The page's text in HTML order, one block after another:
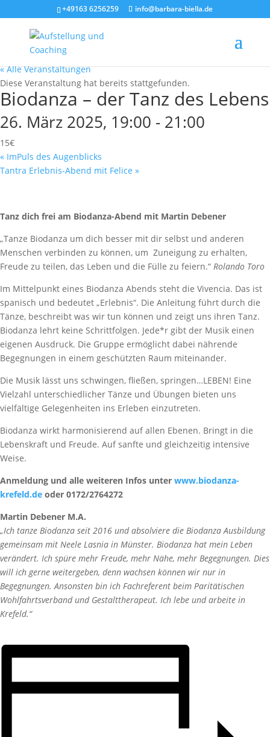
+49163 6256259 info@barbara-biella.de
« Alle Veranstaltungen
Diese Veranstaltung hat bereits stattgefunden.
Biodanza – der Tanz des Lebens
26. März 2025, 19:00 - 21:00
15€
« ImPuls des Augen­blicks
Tantra Erlebnis-Abend mit Felice »
Tanz dich frei am Biodanza-Abend mit Martin Debener
„Tanze Biodanza um dich besser mit dir selbst und anderen
Menschen verbinden zu können, um Zuneigung zu erhalten,
Freude zu teilen, das Leben und die Fülle zu feiern.“ Rolando Toro
Im Mittelpunkt eines Biodanza Abends steht die Vivencia. Das ist
spanisch und bedeutet „Erlebnis“. Die Anleitung führt durch die
Tänze, beschreibt was wir tun können und zeigt uns ihren Tanz.
Biodanza lehrt keine Schrittfolgen. Jede*r gibt der Musik einen
eigenen Ausdruck. Die Gruppe ermöglicht dabei nährende
Begegnungen in einem geschützten Raum miteinander.
Die Musik lässt uns schwingen, fließen, springen…LEBEN! Eine
Vielzahl unterschiedlicher Tänze und Übungen bieten uns
vielfältige Gelegenheiten ins Erleben einzutreten.
Biodanza wirkt harmonisierend auf allen Ebenen. Bringt in die
Lebenskraft und Freude. Auf sanfte und gleichzeitig intensive
Weise.
Anmeldung und alle weiteren Infos unter www.biodanza-
krefeld.de oder 0172/2764272
Martin Debener M.A.
„Ich tanze Biodanza seit 2016 und absolviere die Biodanza Ausbildung
gemeinsam mit Neele Lasnia in Münster. Biodanza hat mein Leben
verändert. Ich spüre mehr Freude, mehr Nähe, mehr Begegnungen. Dies
will ich gerne weitergeben, denn wachsen können wir nur in
Begegnungen. Ansonsten bin ich Fachreferent beim Paritätischen
Wohlfahrtsverband und Gestalttherapeut. Ich lebe und arbeite in
Krefeld.“